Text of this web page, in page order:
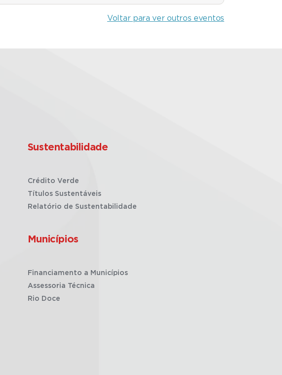
Voltar para ver outros eventos
Sustentabilidade
Crédito Verde
Títulos Sustentáveis
Relatório de Sustentabilidade
Municípios
Financiamento a Municípios
Assessoria Técnica
Rio Doce